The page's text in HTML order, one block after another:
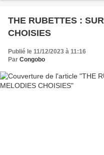
THE RUBETTES : SUR QUELQUES MELODIES
CHOISIES
Publié le 11/12/2023 à 11:16
Par Congobo